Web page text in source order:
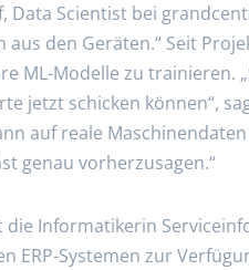
Data Scientist bei
aus den Geräten.“ Seit
ML-Modelle zu trainieren.
jetzt schicken können“,
auf reale
genau vorherzusagen.“
die Informatikerin
ERP-Systemen zur